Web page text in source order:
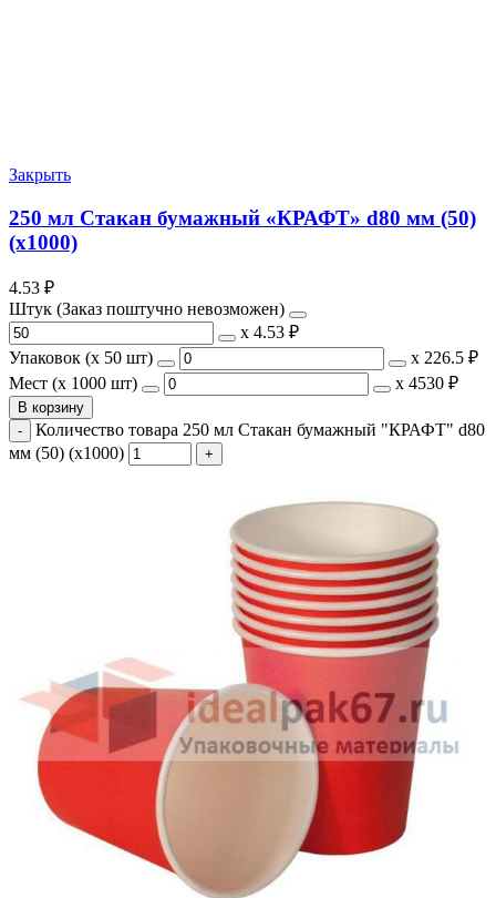
Закрыть
250 мл Стакан бумажный «КРАФТ» d80 мм (50)
(х1000)
4.53 ₽
Штук (Заказ поштучно невозможен)
х 4.53 ₽
Упаковок (x 50 шт)
х 226.5 ₽
Мест (x 1000 шт)
х 4530 ₽
В корзину
Количество товара 250 мл Стакан бумажный "КРАФТ" d80
мм (50) (х1000)